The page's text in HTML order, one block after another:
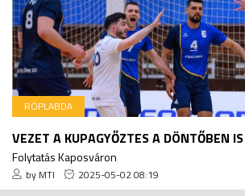
RÖPLABDA
VEZET A KUPAGYŐZTES A DÖNTŐBEN IS
Folytatás Kaposváron
by MTI 2025-05-02 08:19